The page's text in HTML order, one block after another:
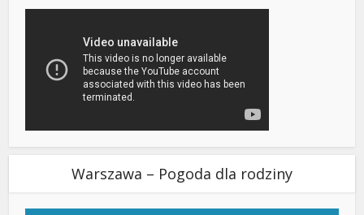
Warszawa – Pogoda dla rodziny